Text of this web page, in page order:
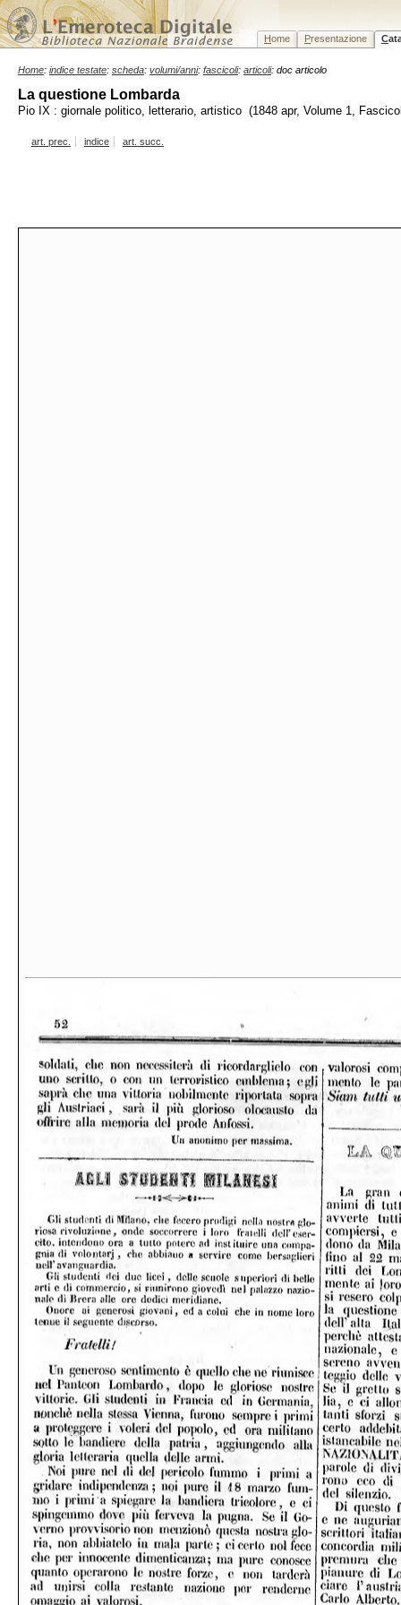
Home Presentazione C
Home: indice testate: scheda: volumi/anni: fascicoli: articoli: doc articolo
La questione Lombarda
Pio IX : giornale politico, letterario, artistico (1848 apr, Volume 1,
art. prec. indice art. succ.